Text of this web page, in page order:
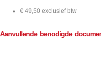
€ 49,50 exclusief btw
Aanvullende benodigde